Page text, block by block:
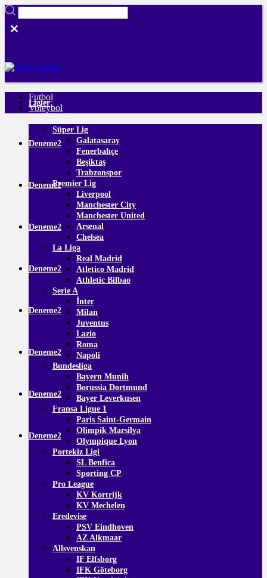
Ligler
Süper Lig
Galatasaray
Fenerbahçe
Beşiktaş
Trabzonspor
Premier Lig
Liverpool
Manchester City
Manchester United
Arsenal
Chelsea
La Liga
Real Madrid
Atletico Madrid
Athletic Bilbao
Serie A
İnter
Milan
Juventus
Lazio
Roma
Napoli
Bundesliga
Bayern Munih
Borussia Dortmund
Bayer Leverkusen
Fransa Ligue 1
Paris Saint-Germain
Olimpik Marsilya
Olympique Lyon
Portekiz Ligi
SL Benfica
Sporting CP
Pro League
KV Kortrijk
KV Mechelen
Eredevise
PSV Eindhoven
AZ Alkmaar
Allsvenskan
IF Elfsborg
IFK Göteborg
Futbol
Voleybol
Deneme2
Deneme2
Deneme2
Deneme2
Deneme2
Deneme2
Deneme2
Deneme2